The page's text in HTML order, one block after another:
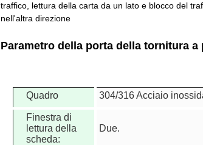
traffico, lettura della carta da un lato e blocco del
nell'altra direzione
Parametro della porta della tornitura a
Quadro 304/316 Acciaio
Finestra di
lettura della
scheda:
Due.